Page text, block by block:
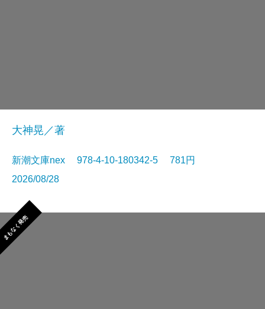
大神晃／著
新潮文庫nex 978-4-10-180342-5 781円
2026/08/28
まもなく発売